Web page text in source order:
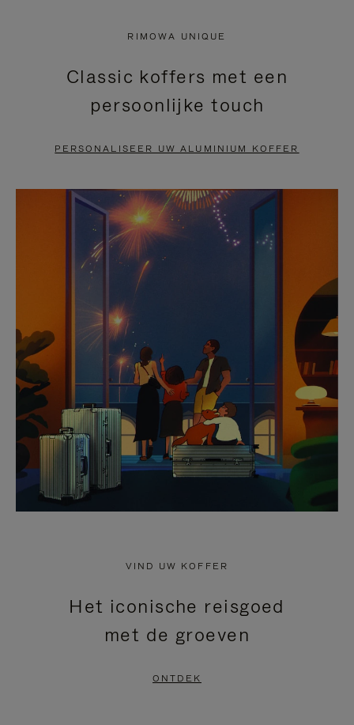
DRUK
OM
PAUZEREN
VIDEO
IS
UITGESCHAKELD.
HIER
OM
HET
DEMPEN
OP
TE
HEFFEN
RIMOWA UNIQUE
Classic koffers met een
persoonlijke touch
PERSONALISEER UW ALUMINIUM KOFFER
VIND UW KOFFER
Het iconische reisgoed
met de groeven
ONTDEK